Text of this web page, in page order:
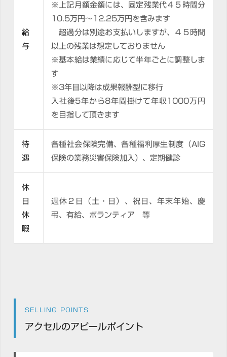
給
与
※上記月額金額には、固定残業代４５時間分
10.5万円～12.25万円を含みます
超過分は別途お支払いしますが、４５時間
以上の残業は想定しておりません
※基本給は業績に応じて半年ごとに調整しま
す
※3年目以降は成果報酬型に移行
入社後5年から8年間掛けて年収1000万円
を目指して頂きます
待
遇
各種社会保険完備、各種福利厚生制度（AIG
保険の業務災害保険加入）、定期健診
休
日
休
暇
週休２日（土・日）、祝日、年末年始、慶
弔、有給、ボランティア 等
SELLING POINTS
アクセルのアピールポイント